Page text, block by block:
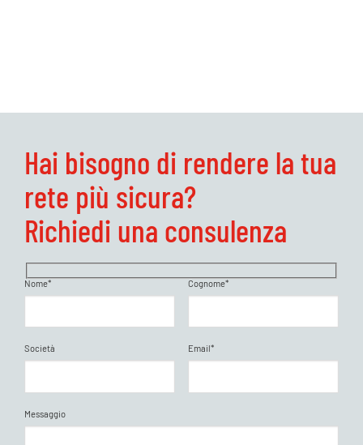
Hai bisogno di rendere la tua
rete più sicura?
Richiedi una consulenza
Nome* Cognome*
Società Email*
Messaggio